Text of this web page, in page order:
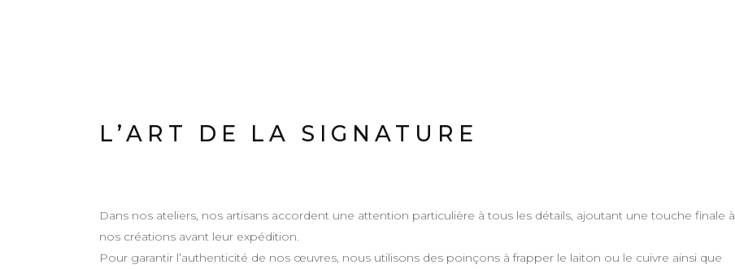
L’ART DE LA SIGNATURE
Dans nos ateliers, nos artisans accordent une attention particulière à tous les détails, ajoutant une touche finale à
nos créations avant leur expédition.
Pour garantir l’authenticité de nos œuvres, nous utilisons des poinçons à frapper le laiton ou le cuivre ainsi que